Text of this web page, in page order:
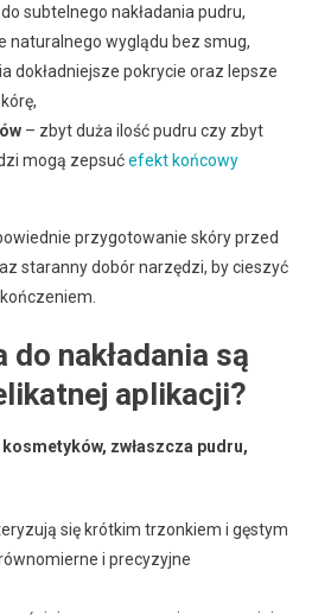
subtelnego nakładania pudru,
naturalnego wyglądu bez smug,
dokładniejsze pokrycie oraz lepsze
– zbyt duża ilość pudru czy zbyt
mogą zepsućefekt końcowy
przygotowanie skóry przed
staranny dobór narzędzi, by cieszyć
nakładania są
aplikacji?
zwłaszcza pudru,
się krótkim trzonkiem i gęstym
i precyzyjne